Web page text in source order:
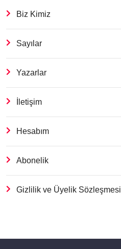
Biz Kimiz
Sayılar
Yazarlar
İletişim
Hesabım
Abonelik
Gizlilik ve Üyelik Sözleşmesi